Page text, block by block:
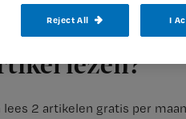
lezen?
2 artikelen gratis per
Reject All I